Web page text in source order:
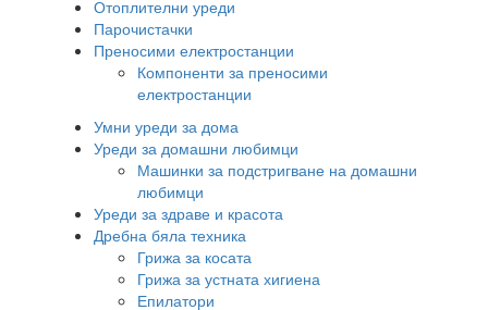
Отоплителни уреди
Парочистачки
Преносими електростанции
Компоненти за преносими
електростанции
Умни уреди за дома
Уреди за домашни любимци
Машинки за подстригване на домашни
любимци
Уреди за здраве и красота
Дребна бяла техника
Грижа за косата
Грижа за устната хигиена
Епилатори